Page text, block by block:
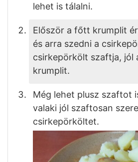
lehet is tálalni.
Először a főtt krumplit
és arra szedni a
csirkepörkölt szaftja, jól
krumplit.
Még lehet plusz szaftot
valaki jól szaftosan
csirkepörköltet.